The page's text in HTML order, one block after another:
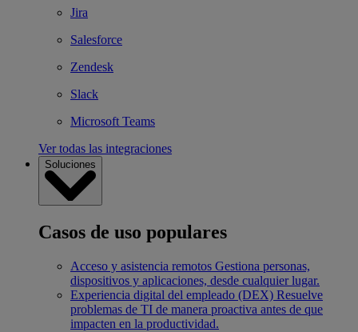
Jira
Salesforce
Zendesk
Slack
Microsoft Teams
Ver todas las integraciones
Soluciones
Casos de uso populares
Acceso y asistencia remotos Gestiona personas,
dispositivos y aplicaciones, desde cualquier lugar.
Experiencia digital del empleado (DEX) Resuelve
problemas de TI de manera proactiva antes de que
impacten en la productividad.